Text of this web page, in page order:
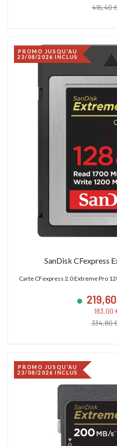
416,40
PROMO JUSQU'AU
23/08/2026 INCLUS
SanDisk CFexpress
Carte CFexpress 2.0 Extreme Pro
183,00
334,80
PROMO JUSQU'AU
23/08/2026 INCLUS